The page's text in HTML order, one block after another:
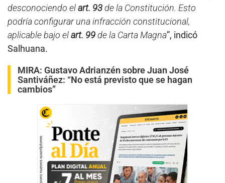
desconociendo elart. 93de la Constitución. Esto
podría configurar una infracción constitucional,
aplicable bajo elart. 99de la Carta Magna”, indicó
Salhuana.
MIRA: Gustavo Adrianzén sobre Juan José
Santiváñez: “No está previsto que se hagan
cambios”